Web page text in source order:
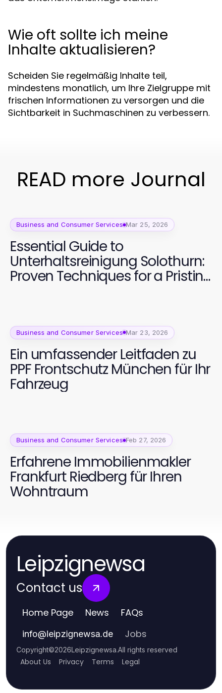
Wie oft sollte ich meine
Inhalte aktualisieren?
Scheiden Sie regelmäßig Inhalte teil,
mindestens monatlich, um Ihre Zielgruppe mit
frischen Informationen zu versorgen und die
Sichtbarkeit in Suchmaschinen zu verbessern.
READ more Journal
Business and Consumer Services Mar 25, 2026
Essential Guide to
Unterhaltsreinigung Solothurn:
Proven Techniques for a Pristine
Business and Consumer Services Mar 23, 2026
Ein umfassender Leitfaden zu
PPF Frontschutz München für Ihr
Fahrzeug
Business and Consumer Services Feb 27, 2026
Erfahrene Immobilienmakler
Frankfurt Riedberg für Ihren
Wohntraum
Leipzignewsa
Contact us
Home Page News FAQs
info@leipzignewsa.de Jobs
Copyright©2026Leipzignewsa.All rights reserved
About Us Privacy Terms Legal